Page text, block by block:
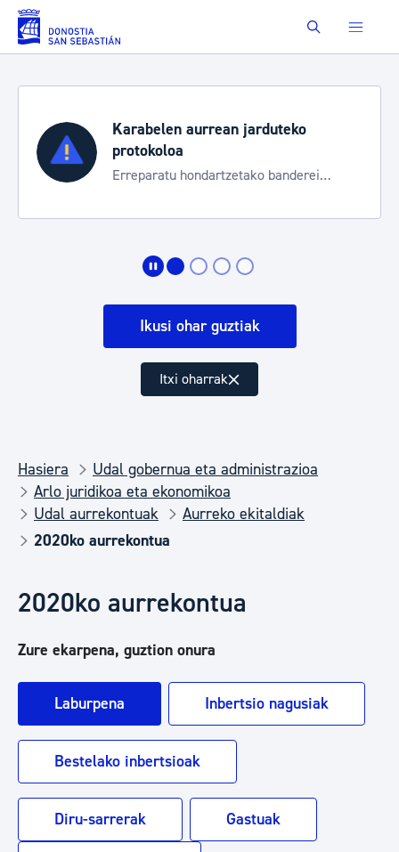
Eduki nagusira joan Buscar
Karabelen aurrean jarduteko
protokoloa
Erreparatu hondartzetako banderei
Ikusi ohar guztiak
Itxi oharrak
Hasiera
Udal gobernua eta administrazioa
Arlo juridikoa eta ekonomikoa
Udal aurrekontuak
Aurreko ekitaldiak
2020ko aurrekontua
2020ko aurrekontua
Zure ekarpena, guztion onura
Laburpena Inbertsio nagusiak
Bestelako inbertsioak
Diru-sarrerak Gastuak